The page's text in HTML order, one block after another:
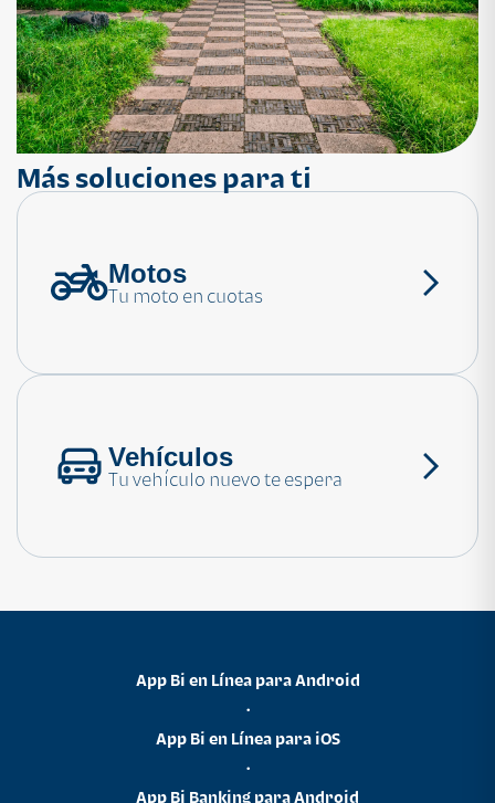
¿Necesitas ayuda?
Más soluciones para ti
Motos
Tu moto en cuotas
Vehículos
Tu vehículo nuevo te espera
App Bi en Línea para Android
•
App Bi en Línea para iOS
•
App Bi Banking para Android